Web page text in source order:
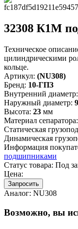
32308 К1M
Техническое
цилиндрическими
кольце.
Артикул: (NU308)
Бренд: 10-ГПЗ
Внутренний диаметр:
Наружный диаметр:
Высота: 23 мм
Материал сепаратора:
Статическая
Динамическая
Информация
подшипниками
Статус товара: Под
Цена:
Запросить
Аналог: NU308
Возможно, вы